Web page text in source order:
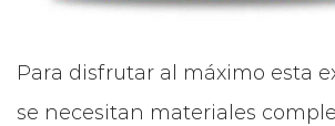
Para disfrutar al máximo esta
se necesitan materiales